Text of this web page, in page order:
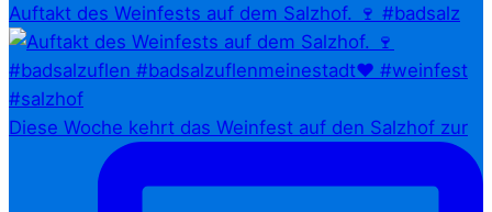
Auftakt des Weinfests auf dem Salzhof. 🍷 #badsalz
Diese Woche kehrt das Weinfest auf den Salzhof zur